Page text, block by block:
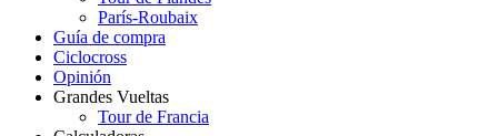
París-Roubaix
Guía de compra
Ciclocross
Opinión
Grandes Vueltas
Tour de Francia